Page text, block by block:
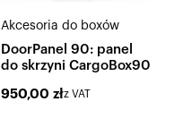
Akcesoria do boxów
DoorPanel 90: panel
do skrzyni CargoBox90
950,00 złz VAT